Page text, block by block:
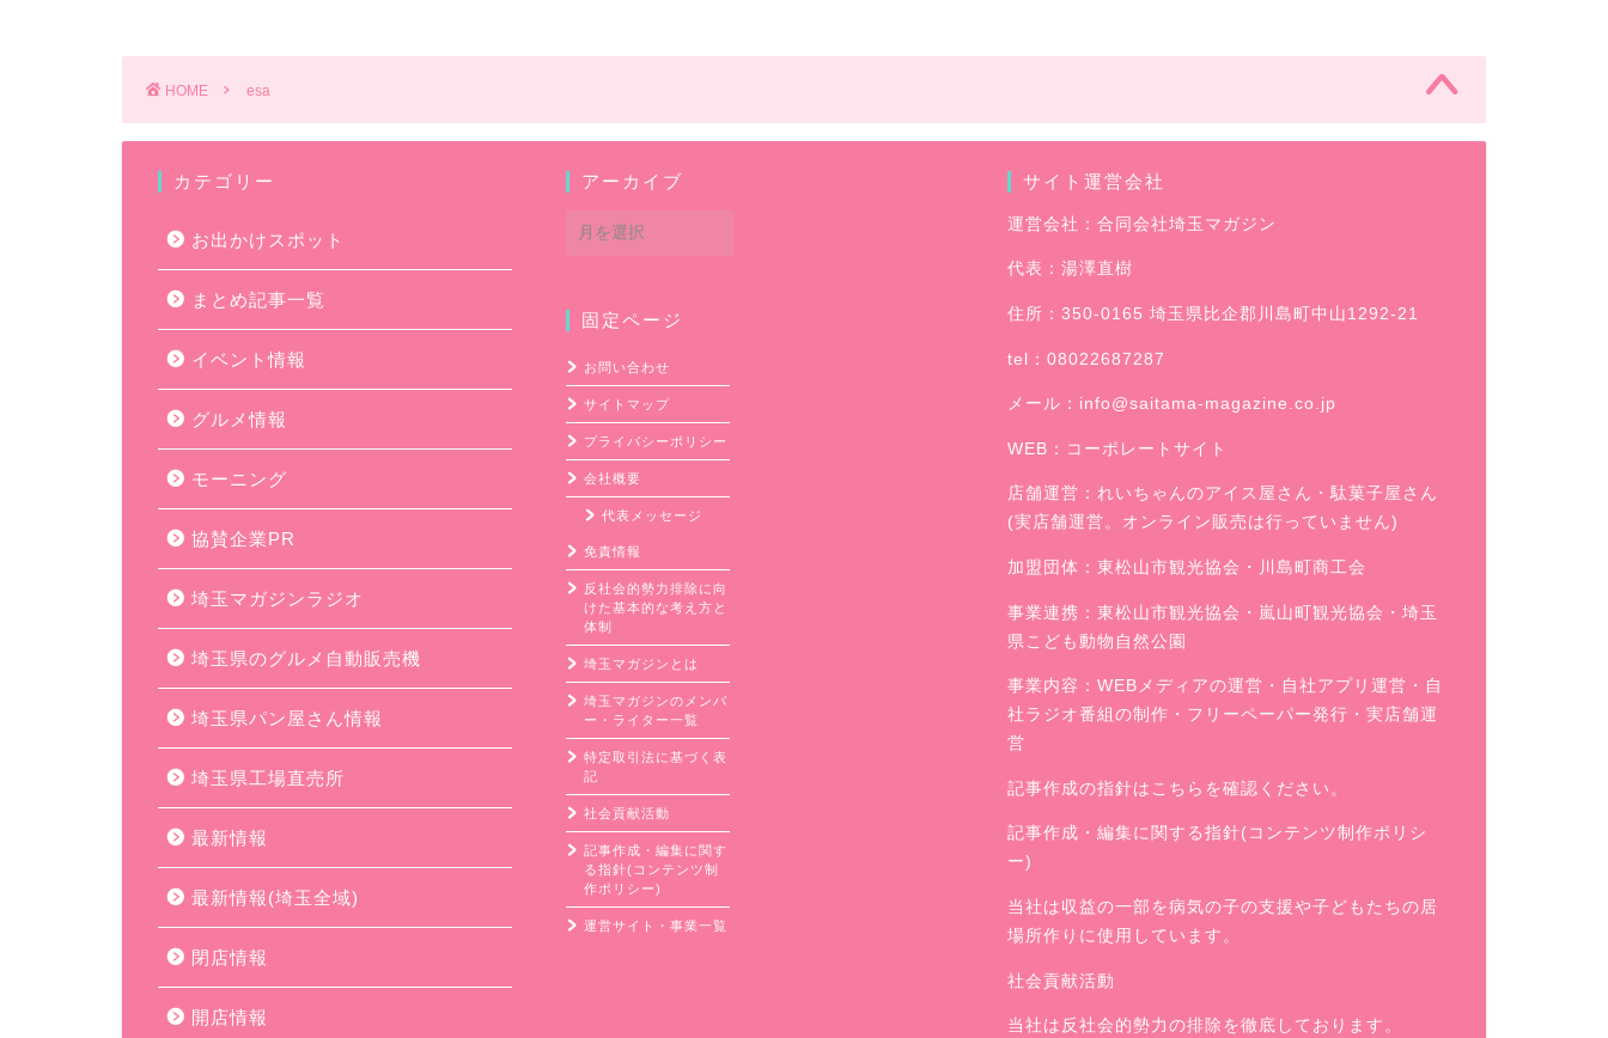
HOME esa
カテゴリー
お出かけスポット
まとめ記事一覧
イベント情報
グルメ情報
モーニング
協賛企業PR
埼玉マガジンラジオ
埼玉県のグルメ自動販売機
埼玉県パン屋さん情報
埼玉県工場直売所
最新情報
最新情報(埼玉全域)
閉店情報
開店情報
アーカイブ
ア
ー
固定ページ
お問い合わせ
サイトマップ
プライバシーポリシー
会社概要
代表メッセージ
免責情報
反社会的勢力排除に向
けた基本的な考え方と
体制
埼玉マガジンとは
埼玉マガジンのメンバ
ー・ライター一覧
特定取引法に基づく表
記
社会貢献活動
記事作成・編集に関す
る指針(コンテンツ制
作ポリシー)
運営サイト・事業一覧
サイト運営会社
運営会社：合同会社埼玉マガジン
代表：湯澤直樹
住所：350-0165 埼玉県比企郡川島町中山1292-21
tel：08022687287
メール： info@saitama-magazine.co.jp
WEB： コーポレートサイト
店舗運営：れいちゃんのアイス屋さん ・駄菓子屋さん
(実店舗運営。オンライン販売は行っていません)
加盟団体：東松山市観光協会・川島町商工会
事業連携：東松山市観光協会・嵐山町観光協会・埼玉
県こども動物自然公園
事業内容：WEBメディアの運営・自社アプリ運営・自
社ラジオ番組の制作・フリーペーパー発行・実店舗運
営
記事作成の指針はこちらを確認ください。
記事作成・編集に関する指針(コンテンツ制作ポリシ
ー)
当社は収益の一部を病気の子の支援や子どもたちの居
場所作りに使用しています。
社会貢献活動
当社は反社会的勢力の排除を徹底しております。